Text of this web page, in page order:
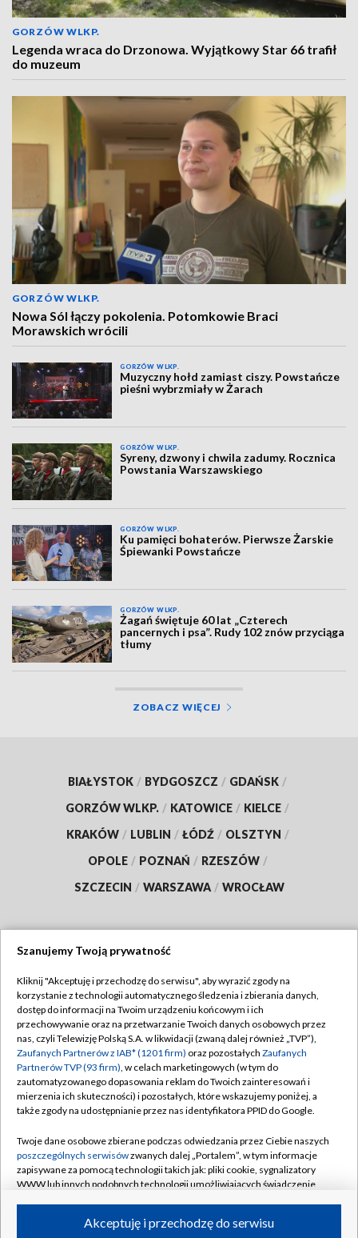
GORZÓW WLKP.
Legenda wraca do Drzonowa. Wyjątkowy Star 66 trafił
do muzeum
GORZÓW WLKP.
Nowa Sól łączy pokolenia. Potomkowie Braci
Morawskich wrócili
GORZÓW WLKP.
Muzyczny hołd zamiast ciszy. Powstańcze
pieśni wybrzmiały w Żarach
GORZÓW WLKP.
Syreny, dzwony i chwila zadumy. Rocznica
Powstania Warszawskiego
GORZÓW WLKP.
Ku pamięci bohaterów. Pierwsze Żarskie
Śpiewanki Powstańcze
GORZÓW WLKP.
Żagań świętuje 60 lat „Czterech
pancernych i psa”. Rudy 102 znów przyciąga
tłumy
ZOBACZ WIĘCEJ
BIAŁYSTOK / BYDGOSZCZ / GDAŃSK /
GORZÓW WLKP. / KATOWICE / KIELCE /
KRAKÓW / LUBLIN / ŁÓDŹ / OLSZTYN /
OPOLE / POZNAŃ / RZESZÓW /
SZCZECIN / WARSZAWA / WROCŁAW
TVP
Abonament TVP
Emisja w TVP
Centrum informacji TVP
Naziemna Telewizja Cyfrowa
Rada Programowa
System NOS
Informacje o nadawcy
Program dla prasy
Regulamin TVP
Polityka prywatności
Moje zgody
Pomoc
Kontakt
Kanały
Szanujemy Twoją prywatność
Kliknij "Akceptuję i przechodzę do serwisu", aby wyrazić zgody na
korzystanie z technologii automatycznego śledzenia i zbierania danych,
dostęp do informacji na Twoim urządzeniu końcowym i ich
przechowywanie oraz na przetwarzanie Twoich danych osobowych przez
nas, czyli Telewizję Polską S.A. w likwidacji (zwaną dalej również „TVP”),
Zaufanych Partnerów z IAB* (1201 firm) oraz pozostałych Zaufanych
Partnerów TVP (93 firm), w celach marketingowych (w tym do
zautomatyzowanego dopasowania reklam do Twoich zainteresowań i
mierzenia ich skuteczności) i pozostałych, które wskazujemy poniżej, a
także zgody na udostępnianie przez nas identyfikatora PPID do Google.
Twoje dane osobowe zbierane podczas odwiedzania przez Ciebie naszych
poszczególnych serwisówzwanych dalej „Portalem”, w tym informacje
zapisywane za pomocą technologii takich jak: pliki cookie, sygnalizatory
WWW lub innych podobnych technologii umożliwiających świadczenie
ruchu w Internecie.Akceptuję i przechodzę do serwisu